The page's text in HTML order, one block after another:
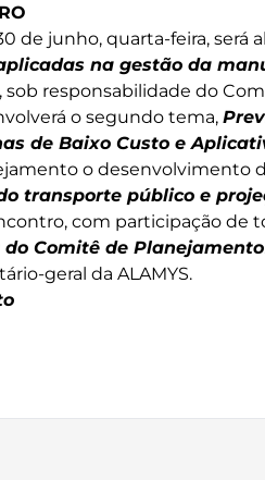
de junho, quarta-feira,
na gestão da
, sob responsabilidade do
o segundo tema,
de Baixo Custo e
o desenvolvimento
transporte público e
com participação de
do Comitê de Planejamento
geral da ALAMYS.